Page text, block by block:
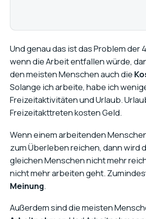
Und genau das ist das Problem der
wenn die Arbeit entfallen würde,
den meisten Menschen auch die
Solange ich arbeite, habe ich
Freizeitaktivitäten und Urlaub.
Freizeitakttreten kosten Geld.
Wenn einem arbeitenden
zum Überleben reichen, dann wird
gleichen Menschen nicht mehr
nicht mehr arbeiten geht.
Meinung.
Außerdem sind die meisten